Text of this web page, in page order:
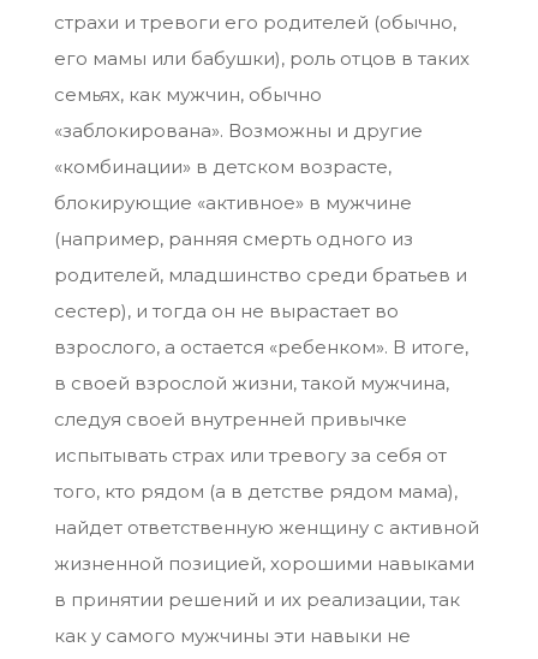
страхи и тревоги его родителей (обычно,
его мамы или бабушки), роль отцов в таких
семьях, как мужчин, обычно
«заблокирована». Возможны и другие
«комбинации» в детском возрасте,
блокирующие «активное» в мужчине
(например, ранняя смерть одного из
родителей, младшинство среди братьев и
сестер), и тогда он не вырастает во
взрослого, а остается «ребенком». В итоге,
в своей взрослой жизни, такой мужчина,
следуя своей внутренней привычке
испытывать страх или тревогу за себя от
того, кто рядом (а в детстве рядом мама),
найдет ответственную женщину с активной
жизненной позицией, хорошими навыками
в принятии решений и их реализации, так
как у самого мужчины эти навыки не